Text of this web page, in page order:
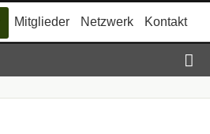
Mitglieder Netzwerk Kontakt